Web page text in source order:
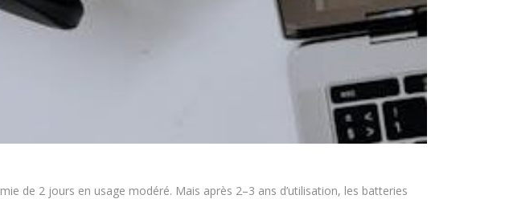
de 2 jours en usage modéré. Mais après 2–3 ans d’utilisation, les batteries